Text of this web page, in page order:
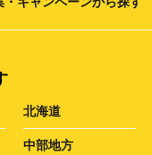
北海道
中部地方